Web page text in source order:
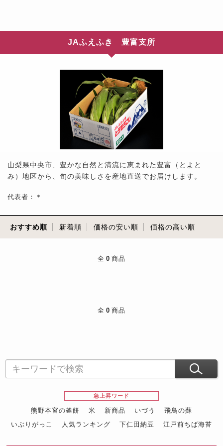
JAふえふき 豊富支所
山梨県中央市、豊かな自然と清流に恵まれた豊富（とよと
み）地区から、旬の美味しさを産地直送でお届けします。
代表者：＊
おすすめ順 新着順 価格の安い順 価格の高い順
全 0 商品
全 0 商品
急上昇ワード
熊野本宮の釜餅 米 新商品 いづう
飛鳥の蘇
いぶりがっこ
人気ランキング 下仁田納豆
江戸前ちば海苔